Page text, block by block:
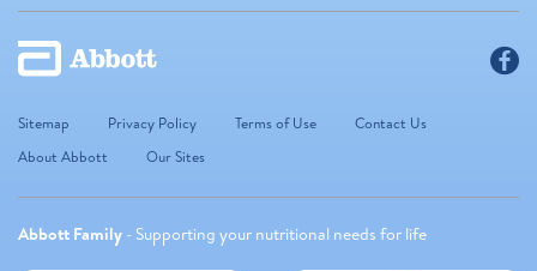
Sitemap Privacy Policy Terms of Use
Contact Us
About Abbott
Our Sites
Abbott Family - Supporting your nutritional needs for life